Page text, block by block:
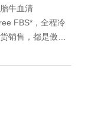
牛血清
FBS*，全程冷
销售，都是傲娇
呆萌的价，欢迎